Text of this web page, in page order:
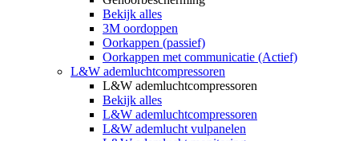
Bekijk alles
3M oordoppen
Oorkappen (passief)
Oorkappen met communicatie (Actief)
L&W ademluchtcompressoren
L&W ademluchtcompressoren
Bekijk alles
L&W ademluchtcompressoren
L&W ademlucht vulpanelen